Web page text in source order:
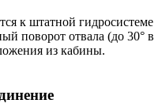
к штатной гидросистеме
поворот отвала (до 30° в
из кабины.